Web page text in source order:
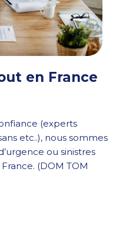
en France
(experts
etc..), nous sommes
ou sinistres
(DOM TOM